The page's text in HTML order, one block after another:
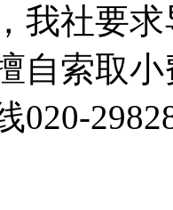
我社要
自索取
020-